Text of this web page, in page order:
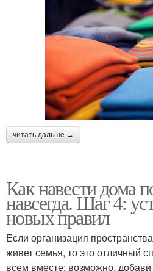
читать дальше →
Как навести дома
навсегда. Шаг 4:
новых правил
Если организация
живет семья, то это отличный
всем вместе; возможно,